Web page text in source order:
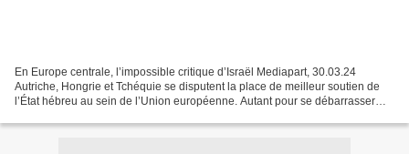
En Europe centrale, l’impossible critique d’Israël Mediapart, 30.03.24
Autriche, Hongrie et Tchéquie se disputent la place de meilleur soutien de
l’État hébreu au sein de l’Union européenne. Autant pour se débarrasser